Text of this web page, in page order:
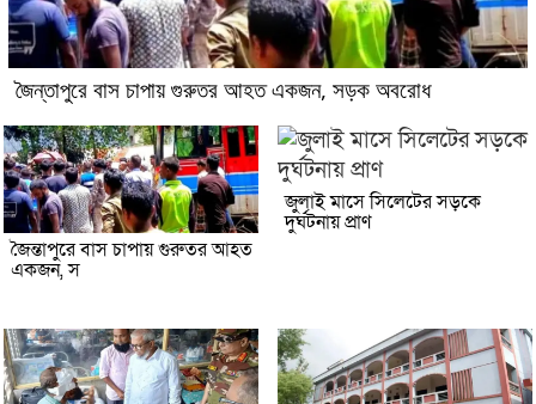
জৈন্তাপুরে বাস চাপায় গুরুতর আহত একজন, সড়ক অবরোধ
জৈন্তাপুরে বাস চাপায় গুরুতর আহত
একজন, স
জুলাই মাসে সিলেটের সড়কে
দুর্ঘটনায় প্রাণ